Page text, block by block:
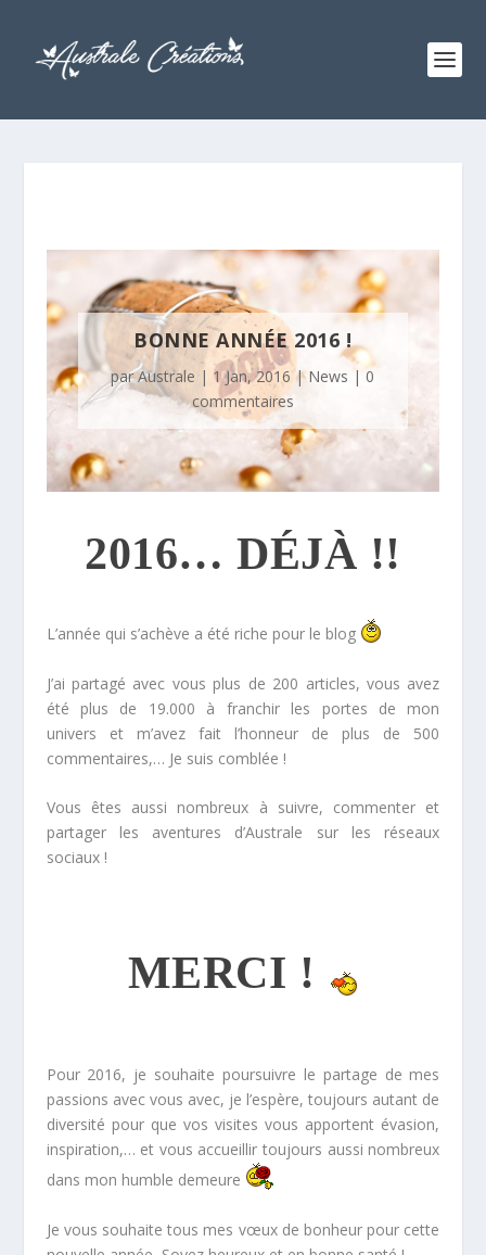
BONNE ANNÉE 2016 !
parAustrale | 1 Jan, 2016|News |0
commentaires
2016… DÉJÀ !!
L’année qui s’achève a été riche pour le blog
J’ai partagé avec vous plus de 200 articles, vous avez
été plus de 19.000 à franchir les portes de mon
univers et m’avez fait l’honneur de plus de 500
commentaires,… Je suis comblée !
Vous êtes aussi nombreux à suivre, commenter et
partager les aventures d’Australe sur les réseaux
sociaux !
MERCI !
Pour 2016, je souhaite poursuivre le partage de mes
passions avec vous avec, je l’espère, toujours autant de
diversité pour que vos visites vous apportent évasion,
inspiration,… et vous accueillir toujours aussi nombreux
dans mon humble demeure
Je vous souhaite tous mes vœux de bonheur pour cette